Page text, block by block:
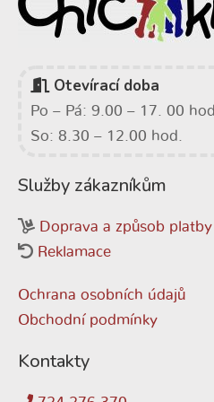
Otevírací doba
Po – Pá: 9.00 – 17. 00 hod.
So: 8.30 – 12.00 hod.
Služby zákazníkům
Doprava a způsob platby
Reklamace
Ochrana osobních údajů
Obchodní podmínky
Kontakty